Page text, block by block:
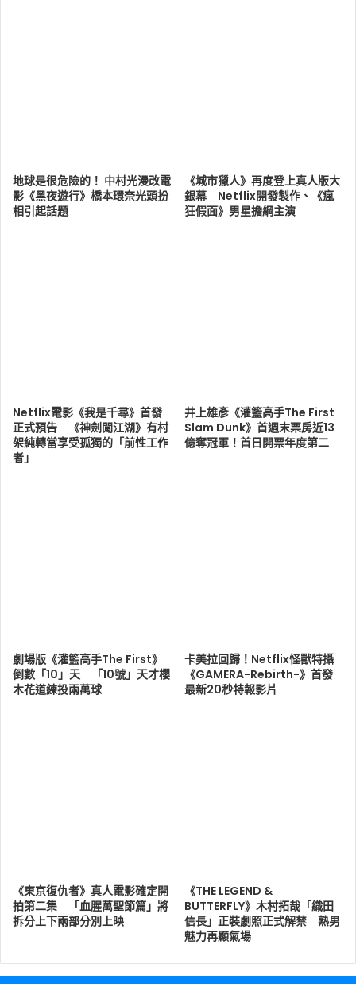
地球是很危險的！ 中村光漫改電
影《黑夜遊行》橋本環奈光頭扮
相引起話題
《城市獵人》再度登上真人版大
銀幕 Netflix開發製作、《瘋
狂假面》男星擔綱主演
Netflix電影《我是千尋》首發
正式預告 《神劍闖江湖》有村
架純轉當享受孤獨的「前性工作
者」
井上雄彥《灌籃高手The First
Slam Dunk》首週末票房近13
億奪冠軍！首日開票年度第二
劇場版《灌籃高手The First》
倒數「10」天 「10號」天才櫻
木花道練投兩萬球
卡美拉回歸！Netflix怪獸特攝
《GAMERA-Rebirth-》首發
最新20秒特報影片
《東京復仇者》真人電影確定開
拍第二集 「血腥萬聖節篇」將
拆分上下兩部分別上映
《THE LEGEND &
BUTTERFLY》木村拓哉「織田
信長」正裝劇照正式解禁 熟男
魅力再顯氣場